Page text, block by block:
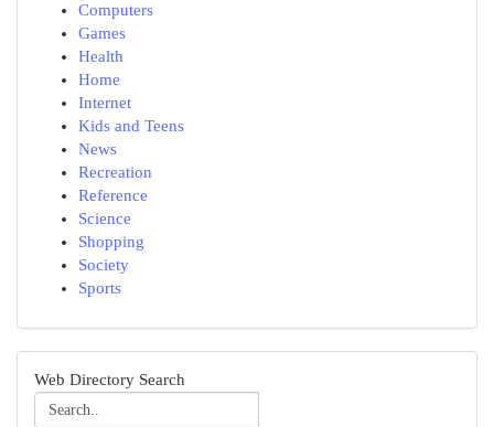
Computers
Games
Health
Home
Internet
Kids and Teens
News
Recreation
Reference
Science
Shopping
Society
Sports
Web Directory Search